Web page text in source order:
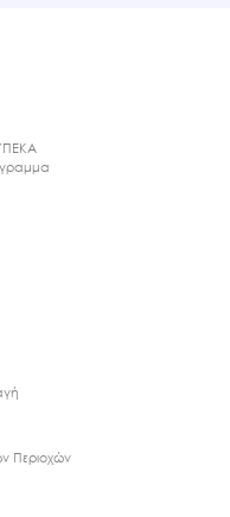
Περιοχών